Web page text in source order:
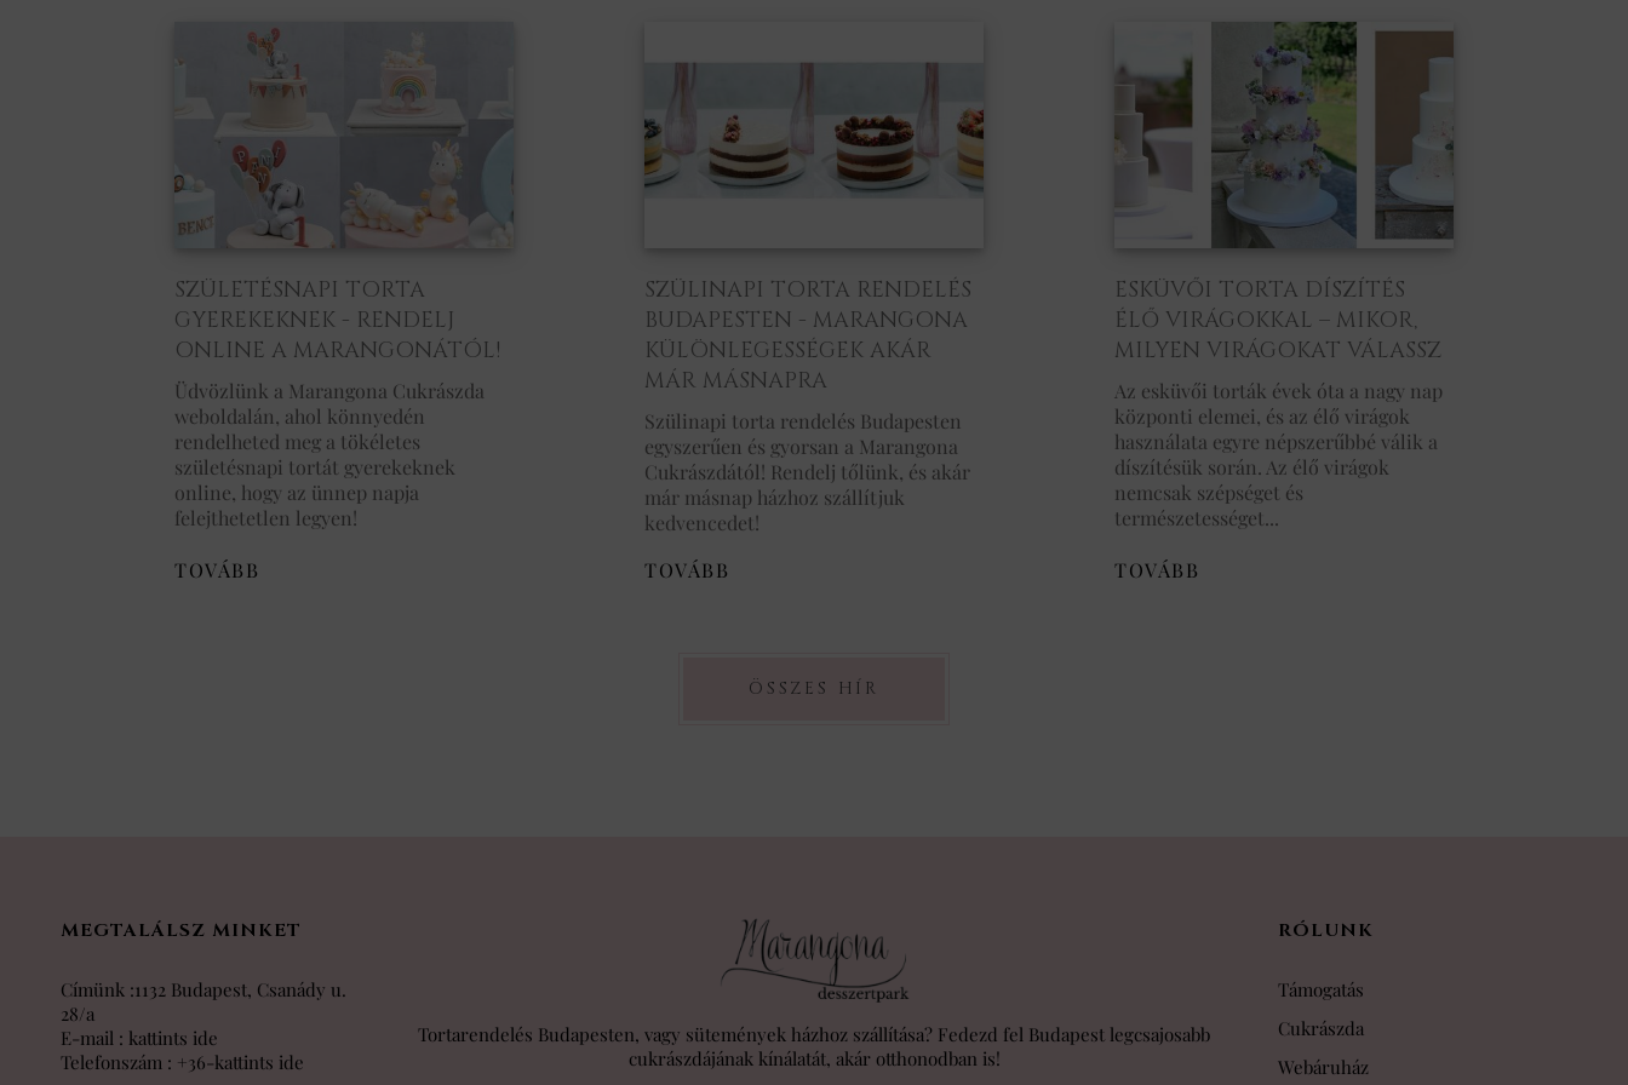
SZÜLETÉSNAPI TORTA
GYEREKEKNEK - RENDELJ
ONLINE A MARANGONÁTÓL!
Üdvözlünk a Marangona Cukrászda
weboldalán, ahol könnyedén
rendelheted meg a tökéletes
születésnapi tortát gyerekeknek
online, hogy az ünnep napja
felejthetetlen legyen!
TOVÁBB
SZÜLINAPI TORTA RENDELÉS
BUDAPESTEN - MARANGONA
KÜLÖNLEGESSÉGEK AKÁR
MÁR MÁSNAPRA
Szülinapi torta rendelés Budapesten
egyszerűen és gyorsan a Marangona
Cukrászdától! Rendelj tőlünk, és akár
már másnap házhoz szállítjuk
kedvencedet!
TOVÁBB
ESKÜVŐI TORTA DÍSZÍTÉS
ÉLŐ VIRÁGOKKAL – MIKOR,
MILYEN VIRÁGOKAT VÁLASSZ
Az esküvői torták évek óta a nagy nap
központi elemei, és az élő virágok
használata egyre népszerűbbé válik a
díszítésük során. Az élő virágok
nemcsak szépséget és
természetességet...
TOVÁBB
ÖSSZES HÍR
MEGTALÁLSZ MINKET
Címünk :1132 Budapest, Csanády u.
28/a
E-mail : kattints ide
Telefonszám : +36-kattints ide
Tortarendelés Budapesten, vagy sütemények házhoz szállítása? Fedezd fel Budapest legcsajosabb
cukrászdájának kínálatát, akár otthonodban is!
RÓLUNK
Támogatás
Cukrászda
Webáruház